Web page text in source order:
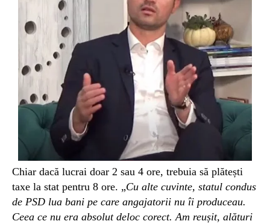
Chiar dacă lucrai doar 2 sau 4 ore, trebuia să plătești
taxe la stat pentru 8 ore. „Cu alte cuvinte, statul condus
de PSD lua bani pe care angajatorii nu îi produceau.
Ceea ce nu era absolut deloc corect. Am reușit, alături